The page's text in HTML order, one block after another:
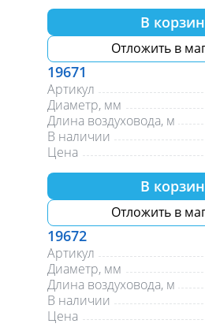
В
Отложить в
19671
Артикул
Диаметр, мм
Длина воздуховода, м
В наличии
Цена
В
Отложить в
19672
Артикул
Диаметр, мм
Длина воздуховода, м
В наличии
Цена